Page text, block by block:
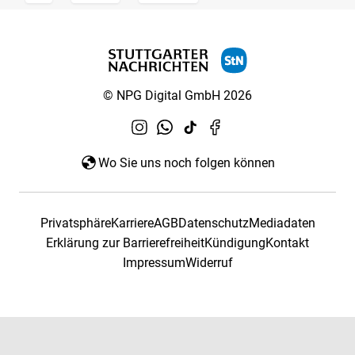
© NPG Digital GmbH 2026
Wo Sie uns noch folgen können
PrivatsphäreKarriereAGBDatenschutzMediadaten
Erklärung zur BarrierefreiheitKündigungKontakt
ImpressumWiderruf